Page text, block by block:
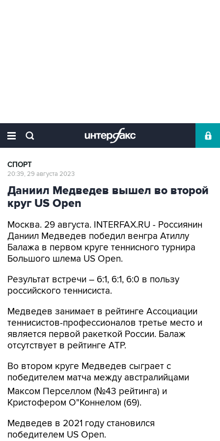
СПОРТ
20:39, 29 августа 2023
Даниил Медведев вышел во второй
круг US Open
Москва. 29 августа. INTERFAX.RU - Россиянин
Даниил Медведев победил венгра Атиллу
Балажа в первом круге теннисного турнира
Большого шлема US Open.
Результат встречи – 6:1, 6:1, 6:0 в пользу
российского теннисиста.
Медведев занимает в рейтинге Ассоциации
теннисистов-профессионалов третье место и
является первой ракеткой России. Балаж
отсутствует в рейтинге ATP.
Во втором круге Медведев сыграет с
победителем матча между австралийцами
Максом Перселлом (№43 рейтинга) и
Кристофером О"Коннелом (69).
Медведев в 2021 году становился
победителем US Open.